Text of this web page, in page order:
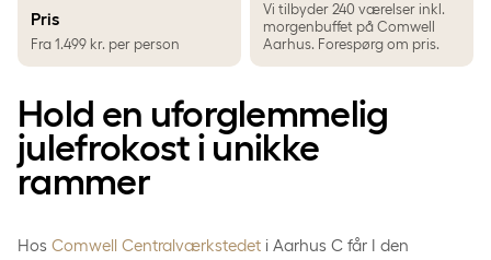
Pris
Fra 1.499 kr. per person
Vi tilbyder 240 værelser inkl.
morgenbuffet på Comwell
Aarhus. Forespørg om pris.
Hold en uforglemmelig
julefrokost i unikke
rammer
Hos Comwell Centralværkstedet i Aarhus C får I den